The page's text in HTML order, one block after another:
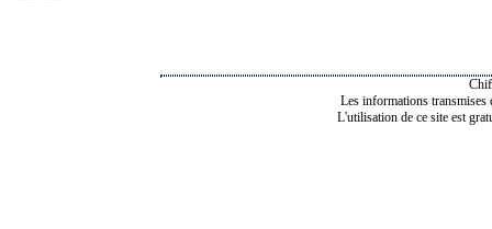
Les informations transmises
L'utilisation de ce site est